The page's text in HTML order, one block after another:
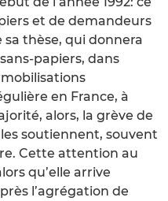
et de demandeurs
sa thèse, qui donnera
papiers, dans
mobilisations
en France, à
alors, la grève de
soutiennent, souvent
Cette attention au
qu’elle arrive
l’agrégation de